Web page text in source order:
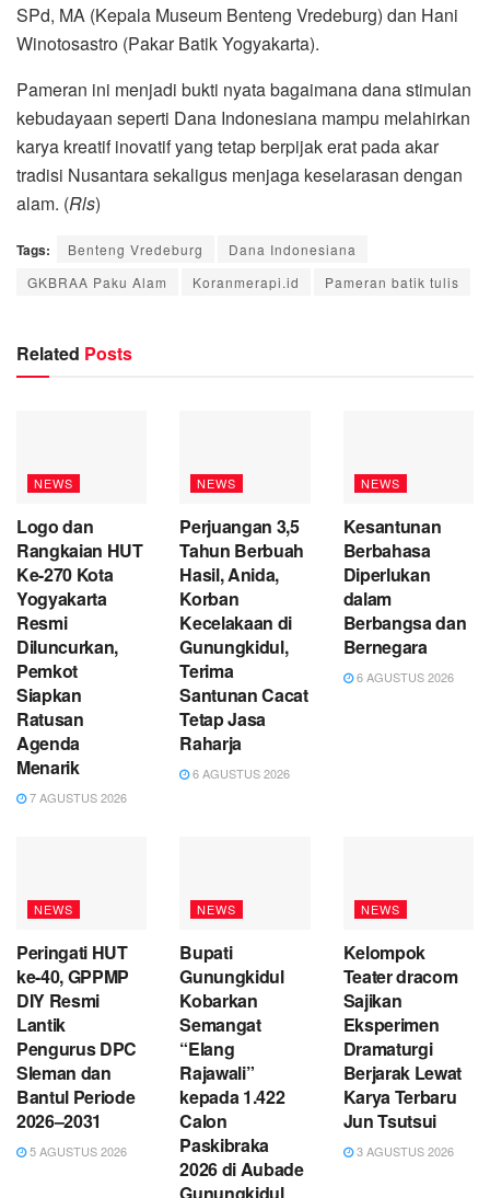
SPd, MA (Kepala Museum Benteng Vredeburg) dan Hani
Winotosastro (Pakar Batik Yogyakarta).
Pameran ini menjadi bukti nyata bagaimana dana stimulan
kebudayaan seperti Dana Indonesiana mampu melahirkan
karya kreatif inovatif yang tetap berpijak erat pada akar
tradisi Nusantara sekaligus menjaga keselarasan dengan
alam. (Rls)
Tags: Benteng Vredeburg
Dana Indonesiana
GKBRAA Paku Alam
Koranmerapi.id Pameran batik tulis
Related Posts
NEWS
Logo dan
Rangkaian HUT
Ke-270 Kota
Yogyakarta
Resmi
Diluncurkan,
Pemkot
Siapkan
Ratusan
Agenda
Menarik
7 AGUSTUS 2026
NEWS
Perjuangan 3,5
Tahun Berbuah
Hasil, Anida,
Korban
Kecelakaan di
Gunungkidul,
Terima
Santunan Cacat
Tetap Jasa
Raharja
6 AGUSTUS 2026
NEWS
Kesantunan
Berbahasa
Diperlukan
dalam
Berbangsa dan
Bernegara
6 AGUSTUS 2026
NEWS
Peringati HUT
ke-40, GPPMP
DIY Resmi
Lantik
Pengurus DPC
Sleman dan
Bantul Periode
2026–2031
5 AGUSTUS 2026
NEWS
Bupati
Gunungkidul
Kobarkan
Semangat
“Elang
Rajawali”
kepada 1.422
Calon
Paskibraka
2026 di Aubade
NEWS
Kelompok
Teater dracom
Sajikan
Eksperimen
Dramaturgi
Berjarak Lewat
Karya Terbaru
Jun Tsutsui
3 AGUSTUS 2026